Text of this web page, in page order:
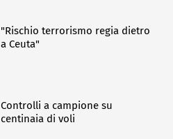
"Rischio terrorismo regia dietro
a Ceuta"
Controlli a campione su
centinaia di voli